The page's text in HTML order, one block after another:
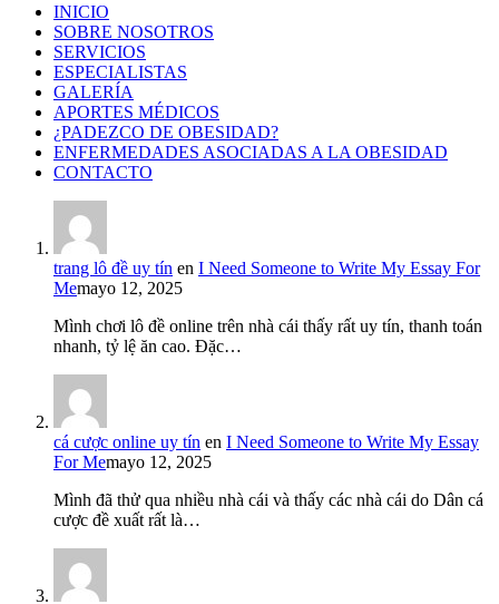
INICIO
SOBRE NOSOTROS
SERVICIOS
ESPECIALISTAS
GALERÍA
APORTES MÉDICOS
¿PADEZCO DE OBESIDAD?
ENFERMEDADES ASOCIADAS A LA OBESIDAD
CONTACTO
trang lô đề uy tín en I Need Someone to Write My Essay For
Memayo 12, 2025
Mình chơi lô đề online trên nhà cái thấy rất uy tín, thanh toán
nhanh, tỷ lệ ăn cao. Đặc…
cá cược online uy tín en I Need Someone to Write My Essay
For Memayo 12, 2025
Mình đã thử qua nhiều nhà cái và thấy các nhà cái do Dân cá
cược đề xuất rất là…